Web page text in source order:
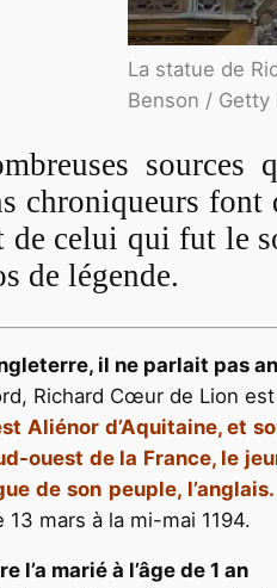
La statue de
Benson / Getty
sources
chroniqueurs font
de celui qui fut le
de légende.
il ne parlait pas
Richard Cœur de Lion
Aliénor d’Aquitaine, et
ouest de la France, le
de son peuple, l’anglais.
13 mars à la mi-mai 1194.
l’a marié à l’âge de 1 an